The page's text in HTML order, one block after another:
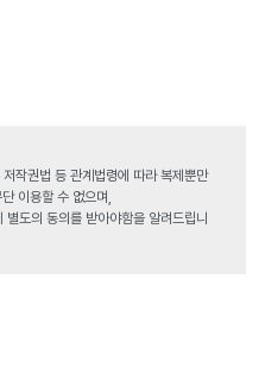
작권법 등 관계법령에 따라 복제뿐만
이용할 수 없으며,
도의 동의를 받아야함을 알려드립니